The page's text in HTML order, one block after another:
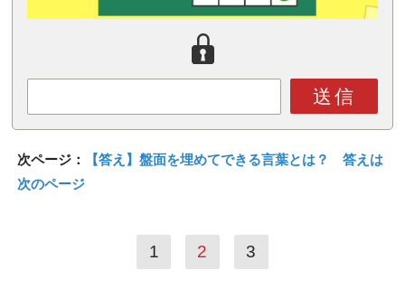
送信
次ページ：
【答え】盤面を埋めてできる言葉とは？ 答えは
次のページ
1 2 3